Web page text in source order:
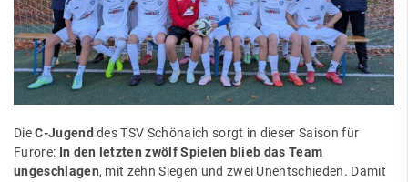
DieC-Jugend des TSV Schönaich sorgt in dieser Saison für
Furore: In den letzten zwölf Spielen blieb das Team
ungeschlagen, mit zehn Siegen und zwei Unentschieden. Damit